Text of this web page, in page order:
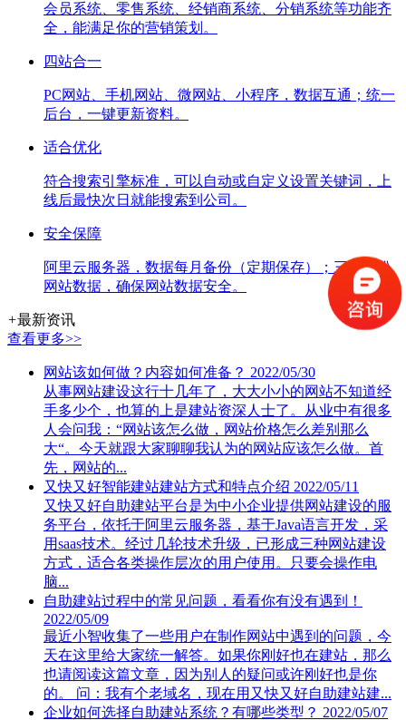
会员系统、零售系统、经销商系统、分销系统等功能齐
全，能满足你的营销策划。
四站合一
PC网站、手机网站、微网站、小程序，数据互通；统一
后台，一键更新资料。
适合优化
符合搜索引擎标准，可以自动或自定义设置关键词，上
线后最快次日就能搜索到公司。
安全保障
阿里云服务器，数据每月备份（定期保存）；三处备份
网站数据，确保网站数据安全。
+最新资讯
查看更多>>
网站该如何做？内容如何准备？ 2022/05/30
从事网站建设这行十几年了，大大小小的网站不知道经
手多少个，也算的上是建站资深人士了。从业中有很多
人会问我：“网站该怎么做，网站价格怎么差别那么
大“。今天就跟大家聊聊我认为的网站应该怎么做。首
先，网站的...
又快又好智能建站建站方式和特点介绍 2022/05/11
又快又好自助建站平台是为中小企业提供网站建设的服
务平台，依托于阿里云服务器，基于Java语言开发，采
用saas技术。经过几轮技术升级，已形成三种网站建设
方式，适合各类操作层次的用户使用。只要会操作电
脑...
自助建站过程中的常见问题，看看你有没有遇到！
2022/05/09
最近小智收集了一些用户在制作网站中遇到的问题，今
天在这里给大家统一解答。如果你刚好也在建站，那么
也请阅读这篇文章，因为别人的疑问或许刚好也是你
的。 问：我有个老域名，现在用又快又好自助建站建...
企业如何选择自助建站系统？有哪些类型？ 2022/05/07